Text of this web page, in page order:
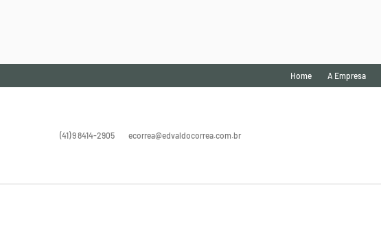
Home A Empresa
(41) 9 8414-2905 ecorrea@edvaldocorrea.com.br